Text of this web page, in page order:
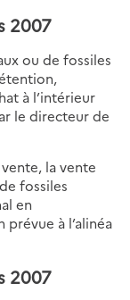
2007
ou de fossiles
à l’intérieur
le directeur de
la vente
fossiles
en
à l’alinéa
2007